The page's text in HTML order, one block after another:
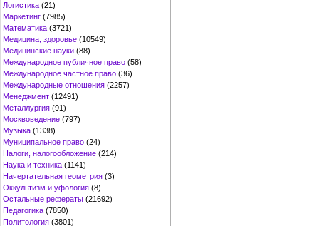
Логистика (21)
Маркетинг (7985)
Математика (3721)
Медицина, здоровье (10549)
Медицинские науки (88)
Международное публичное право (58)
Международное частное право (36)
Международные отношения (2257)
Менеджмент (12491)
Металлургия (91)
Москвоведение (797)
Музыка (1338)
Муниципальное право (24)
Налоги, налогообложение (214)
Наука и техника (1141)
Начертательная геометрия (3)
Оккультизм и уфология (8)
Остальные рефераты (21692)
Педагогика (7850)
Политология (3801)